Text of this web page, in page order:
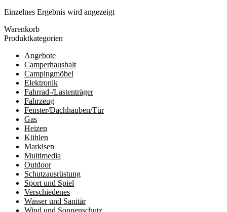
Einzelnes Ergebnis wird angezeigt
Warenkorb
Produktkategorien
Angebote
Camperhaushalt
Campingmöbel
Elektronik
Fahrrad-/Lastenträger
Fahrzeug
Fenster/Dachhauben/Tür
Gas
Heizen
Kühlen
Markisen
Multimedia
Outdoor
Schutzausrüstung
Sport und Spiel
Verschiedenes
Wasser und Sanitär
Wind und Sonnenschutz